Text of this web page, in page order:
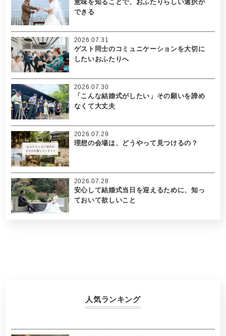
意味を知ることで、おふたりらしい選択が
できる
ゲスト同士のコミュニケーションを大切に
したいおふたりへ
2026.07.31
「こんな結婚式がしたい」その願いを諦め
なくて大丈夫
2026.07.30
理想の会場は、どうやって見つけるの？
2026.07.29
安心して結婚式当日を迎えるために、知っ
ておいて欲しいこと
2026.07.28
人気ランキング